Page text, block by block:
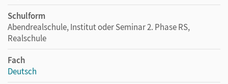
Schulform
Abendrealschule, Institut oder Seminar 2. Phase RS,
Realschule
Fach
Deutsch